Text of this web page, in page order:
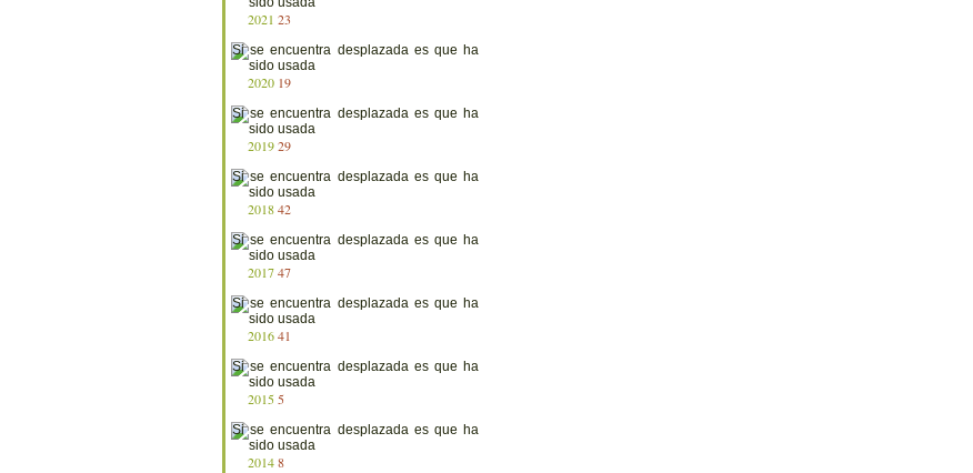
2021 23
2020 19
201929
201842
201747
201641
2015 5
20148